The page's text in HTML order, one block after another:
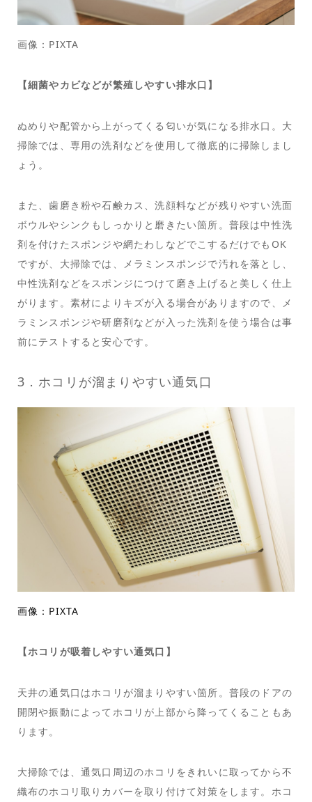
画像：PIXTA
【細菌やカビなどが繁殖しやすい排水口】
ぬめりや配管から上がってくる匂いが気になる排水口。大
掃除では、専用の洗剤などを使用して徹底的に掃除しまし
ょう。
また、歯磨き粉や石鹸カス、洗顔料などが残りやすい洗面
ボウルやシンクもしっかりと磨きたい箇所。普段は中性洗
剤を付けたスポンジや網たわしなどでこするだけでもOK
ですが、大掃除では、メラミンスポンジで汚れを落とし、
中性洗剤などをスポンジにつけて磨き上げると美しく仕上
がります。素材によりキズが入る場合がありますので、メ
ラミンスポンジや研磨剤などが入った洗剤を使う場合は事
前にテストすると安心です。
3．ホコリが溜まりやすい通気口
画像：PIXTA
【ホコリが吸着しやすい通気口】
天井の通気口はホコリが溜まりやすい箇所。普段のドアの
開閉や振動によってホコリが上部から降ってくることもあ
ります。
大掃除では、通気口周辺のホコリをきれいに取ってから不
織布のホコリ取りカバーを取り付けて対策をします。ホコ